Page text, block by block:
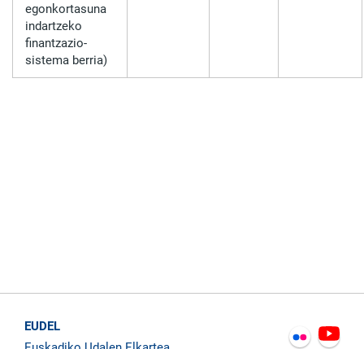
egonkortasuna
indartzeko
finantzazio-
sistema berria)
EUDEL